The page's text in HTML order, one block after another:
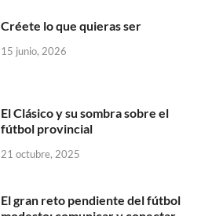
Créete lo que quieras ser
15 junio, 2026
El Clásico y su sombra sobre el
fútbol provincial
21 octubre, 2025
El gran reto pendiente del fútbol